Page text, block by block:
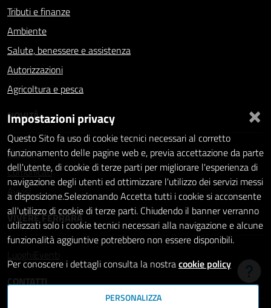
Tributi e finanze
Ambiente
Salute, benessere e assistenza
Autorizzazioni
Agricoltura e pesca
NOVITÀ
Notizie
Comunicati
Avvisi
VIVERE FERRARA
Luoghi
Eventi
CONTATTI
×
Impostazioni privacy
Questo Sito fa uso di cookie tecnici necessari al corretto
funzionamento delle pagine web e, previa accettazione da parte
dell'utente, di cookie di terze parti per migliorare l'esperienza di
navigazione degli utenti ed ottimizzare l'utilizzo dei servizi messi
a disposizione.Selezionando Accetta tutti i cookie si acconsente
all'utilizzo di cookie di terze parti. Chiudendo il banner verranno
utilizzati solo i cookie tecnici necessari alla navigazione e alcune
funzionalità aggiuntive potrebbero non essere disponibili.
Per conoscere i dettagli consulta la nostracookie policy
PERSONALIZZA
Hai